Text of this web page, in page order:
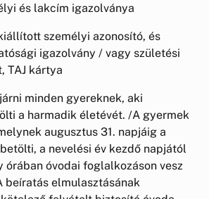
és lakcím igazolványa
személyi azonosító, és
igazolvány / vagy születési
TAJ kártya
minden gyereknek, aki
a harmadik életévét. /A gyermek
augusztus 31. napjáig a
a nevelési év kezdő napjától
órában óvodai foglalkozáson vesz
beíratás elmulasztásának